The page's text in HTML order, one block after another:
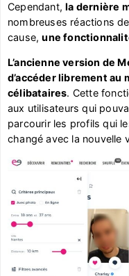
Cependant,la dernière
nombreuses réactions
cause,une
L’ancienne version de
d’accéder librement au
célibataires. Cette
aux utilisateurs qui
parcourir les profils qui
changé avec la nouvelle